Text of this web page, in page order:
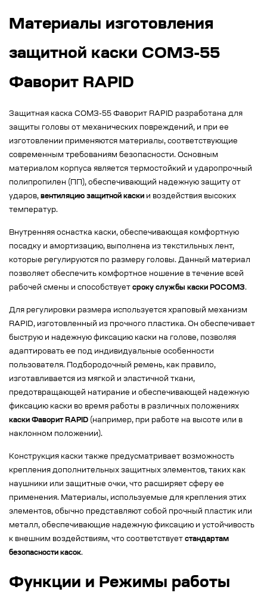
Материалы изготовления
защитной каски СОМЗ-55
Фаворит RAPID
Защитная каска СОМЗ-55 Фаворит RAPID разработана для
защиты головы от механических повреждений, и при ее
изготовлении применяются материалы, соответствующие
современным требованиям безопасности. Основным
материалом корпуса является термостойкий и ударопрочный
полипропилен (ПП), обеспечивающий надежную защиту от
ударов, вентиляцию защитной каски и воздействия высоких
температур.
Внутренняя оснастка каски, обеспечивающая комфортную
посадку и амортизацию, выполнена из текстильных лент,
которые регулируются по размеру головы. Данный материал
позволяет обеспечить комфортное ношение в течение всей
рабочей смены и способствует сроку службы каски РОСОМЗ.
Для регулировки размера используется храповый механизм
RAPID, изготовленный из прочного пластика. Он обеспечивает
быструю и надежную фиксацию каски на голове, позволяя
адаптировать ее под индивидуальные особенности
пользователя. Подбородочный ремень, как правило,
изготавливается из мягкой и эластичной ткани,
предотвращающей натирание и обеспечивающей надежную
фиксацию каски во время работы в различных положениях
каски Фаворит RAPID (например, при работе на высоте или в
наклонном положении).
Конструкция каски также предусматривает возможность
крепления дополнительных защитных элементов, таких как
наушники или защитные очки, что расширяет сферу ее
применения. Материалы, используемые для крепления этих
элементов, обычно представляют собой прочный пластик или
металл, обеспечивающие надежную фиксацию и устойчивость
к внешним воздействиям, что соответствует стандартам
безопасности касок.
Функции и Режимы работы